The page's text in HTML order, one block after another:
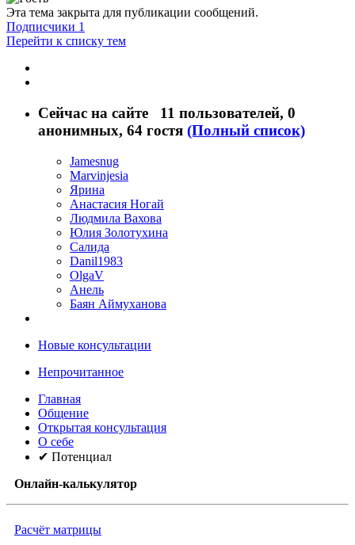
Эта тема закрыта для публикации сообщений.
Подписчики 1
Перейти к списку тем
Сейчас на сайте 11 пользователей, 0
анонимных, 64 гостя (Полный список)
Jamesnug
Marvinjesia
Ярина
Анастасия Ногай
Людмила Вахова
Юлия Золотухина
Салида
Danil1983
OlgaV
Анель
Баян Аймуханова
Новые консультации
Непрочитанное
Главная
Общение
Открытая консультация
О себе
✔ Потенциал
Онлайн-калькулятор
Расчёт матрицы